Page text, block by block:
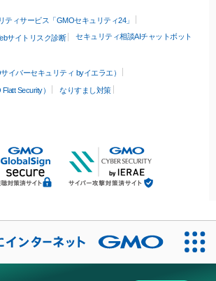
ティサービス「GMOセキュリティ24」
サイトリスク診断 セキュリティ相談AIチャットボット
イバーセキュリティ byイエラエ）
Security）
なりすまし対策